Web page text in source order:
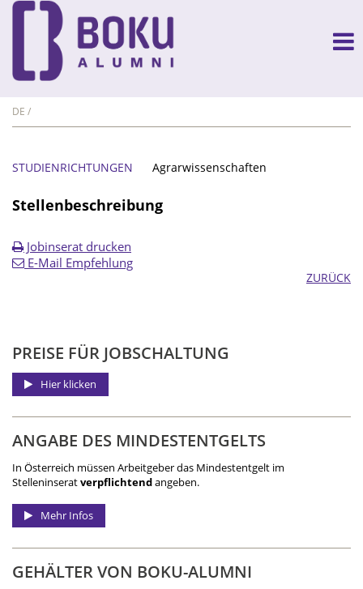
DE
STUDIENRICHTUNGEN Agrarwissenschaften
Stellenbeschreibung
Jobinserat drucken
E-Mail Empfehlung
ZURÜCK
PREISE FÜR JOBSCHALTUNG
Hier klicken
ANGABE DES MINDEST­ENTGELTS
In Österreich müssen Arbeitgeber das Mindestentgelt im
Stelleninseratverpflichtendangeben.
Mehr Infos
GEHÄLTER VON BOKU-ALUMNI